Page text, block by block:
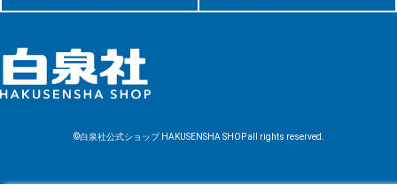
©白泉社公式ショップ HAKUSENSHA SHOP all rights reserved.